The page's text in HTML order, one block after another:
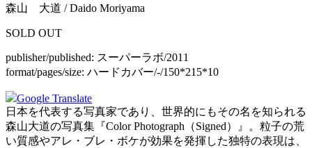
森山 大道 / Daido Moriyama
SOLD OUT
publisher/published: スーパーラボ/2011
format/pages/size: ハードカバー/-/150*215*10
Google Translate
日本を代表する写真家であり、世界的にもその名を知られる
森山大道の写真集『Color Photograph（Signed）』。粒子の荒
い質感やアレ・ブレ・ボケが効果を発揮した独特の表現は、